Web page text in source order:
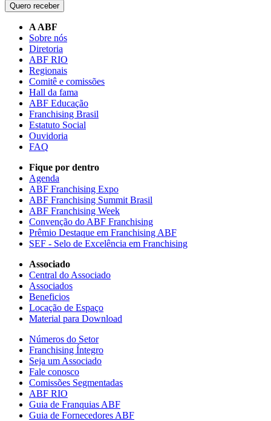
Quero receber
A ABF
Sobre nós
Diretoria
ABF RIO
Regionais
Comitê e comissões
Hall da fama
ABF Educação
Franchising Brasil
Estatuto Social
Ouvidoria
FAQ
Fique por dentro
Agenda
ABF Franchising Expo
ABF Franchising Summit Brasil
ABF Franchising Week
Convenção do ABF Franchising
Prêmio Destaque em Franchising ABF
SEF - Selo de Excelência em Franchising
Associado
Central do Associado
Associados
Beneficios
Locação de Espaço
Material para Download
Números do Setor
Franchising Íntegro
Seja um Associado
Fale conosco
Comissões Segmentadas
ABF RIO
Guia de Franquias ABF
Guia de Fornecedores ABF